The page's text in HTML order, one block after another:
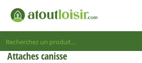
Attaches canisse